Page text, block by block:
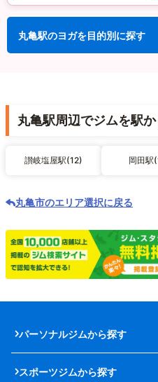
丸亀駅のヨガを目的別に探す
丸亀駅周辺でジムを駅
讃岐塩屋駅(12) 岡田駅
丸亀市のエリア選択に戻る
パーソナルジムから探す
スポーツジムから探す